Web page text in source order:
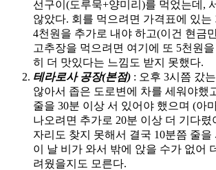
선구이(도루묵+양미리)를 먹었는데,
않았다. 회를 먹으려면 가격표에 있는
4천원을 추가로 내야 하고(이건 현금
고추장을 먹으려면 여기에 또 5천원
히 더 맛있다는 느낌도 받지 못했다.
테라로사 공장(본점) : 오후 3시쯤 갔
않아서 좁은 도로변에 차를 세워야했
줄을 30분 이상 서 있어야 했으며 (아
나오려면 추가로 20분 이상 더 기다렸
자리도 찾지 못해서 결국 10분쯤 줄을
이 날 비가 와서 밖에 앉을 수가 없어
려웠을지도 모른다.